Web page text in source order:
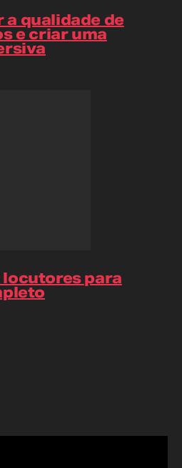
a qualidade de
e criar uma
para